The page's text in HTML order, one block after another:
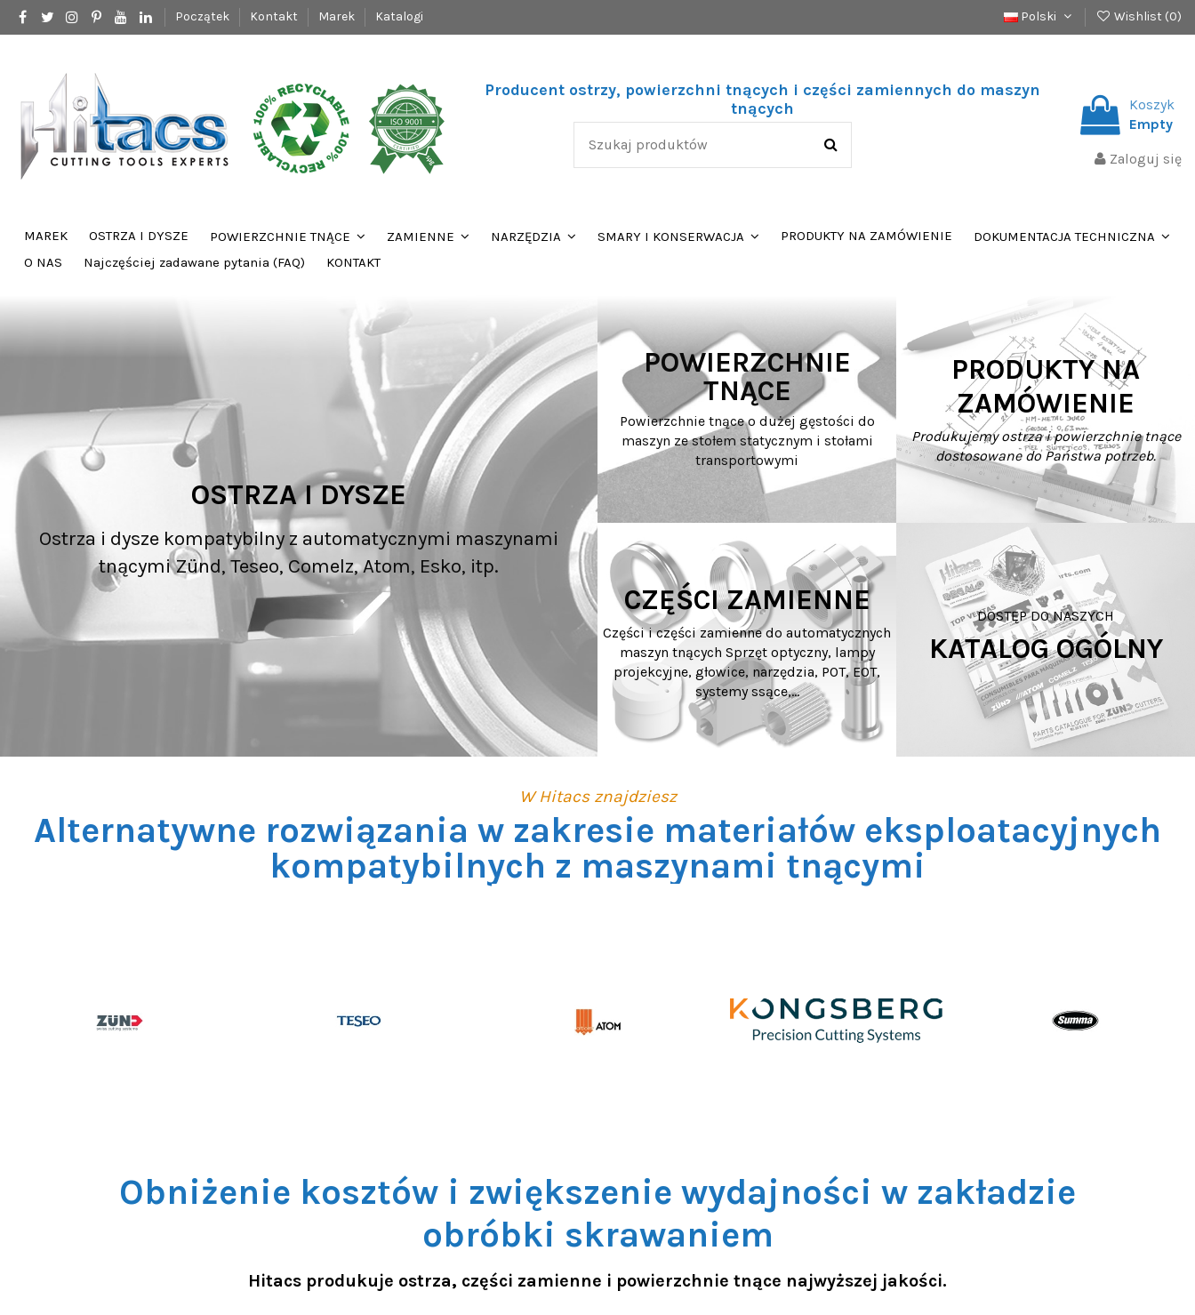
Początek Kontakt Marek Katalogi Polski Wishlist (0)
Producent ostrzy, powierzchni tnących i części zamiennych do maszyn
tnących
Koszyk
Empty
Zaloguj się
MAREK OSTRZA I DYSZE POWIERZCHNIE TNĄCE ZAMIENNE NARZĘDZIA SMARY I KONSERWACJA PRODUKTY NA ZAMÓWIENIE
DOKUMENTACJA TECHNICZNA
O NAS
Najczęściej zadawane pytania (FAQ) KONTAKT
OSTRZA I DYSZE
Ostrza i dysze kompatybilny z automatycznymi maszynami
tnącymi Zünd, Teseo, Comelz, Atom, Esko, itp.
POWIERZCHNIE
TNĄCE
Powierzchnie tnące o dużej gęstości do
maszyn ze stołem statycznym i stołami
transportowymi
CZĘŚCI ZAMIENNE
Części i części zamienne do automatycznych
maszyn tnących Sprzęt optyczny, lampy
projekcyjne, głowice, narzędzia, POT, EOT,
systemy ssące,...
PRODUKTY NA
ZAMÓWIENIE
Produkujemy ostrza i powierzchnie tnące
dostosowane do Państwa potrzeb.
DOSTĘP DO NASZYCH
KATALOG OGÓLNY
W Hitacs znajdziesz
Alternatywne rozwiązania w zakresie materiałów eksploatacyjnych
kompatybilnych z maszynami tnącymi
Obniżenie kosztów i zwiększenie wydajności w zakładzie
obróbki skrawaniem
Hitacs produkuje ostrza, części zamienne i powierzchnie tnące najwyższej jakości.